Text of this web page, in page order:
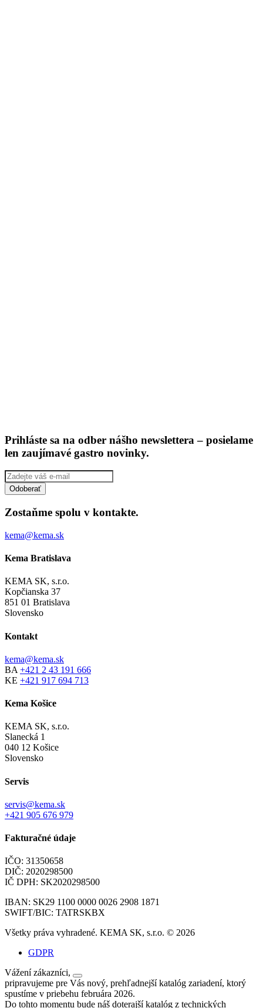
Prihláste sa na odber nášho newslettera – posielame
len zaujímavé gastro novinky.
Zostaňme spolu v kontakte.
kema@kema.sk
Kema Bratislava
KEMA SK, s.r.o.
Kopčianska 37
851 01 Bratislava
Slovensko
Kontakt
kema@kema.sk
BA +421 2 43 191 666
KE +421 917 694 713
Kema Košice
KEMA SK, s.r.o.
Slanecká 1
040 12 Košice
Slovensko
Servis
servis@kema.sk
+421 905 676 979
Fakturačné údaje
IČO: 31350658
DIČ: 2020298500
IČ DPH: SK2020298500
IBAN: SK29 1100 0000 0026 2908 1871
SWIFT/BIC: TATRSKBX
Všetky práva vyhradené. KEMA SK, s.r.o. © 2026
GDPR
Vážení zákazníci,
pripravujeme pre Vás nový, prehľadnejší katalóg zariadení, ktorý
spustíme v priebehu februára 2026.
Do tohto momentu bude náš doterajší katalóg z technických